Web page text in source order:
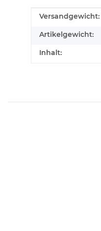
Produkteigenschaft
Wert
Versandgewicht:
Artikelgewicht:
Inhalt: